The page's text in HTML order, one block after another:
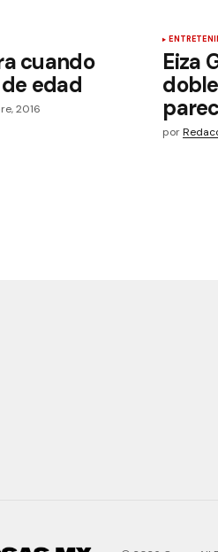
cuando
edad
2016
Eiza
por